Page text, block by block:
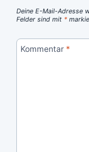
Deine E-Mail-Adresse
Felder sind mit *
Kommentar *